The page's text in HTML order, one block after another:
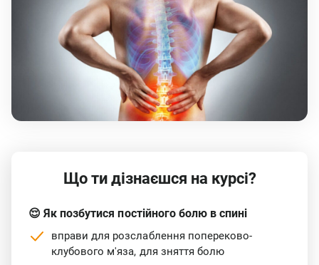
Що ти дізнаєшся на курсі?
😌 Як позбутися постійного болю в спині
вправи для розслаблення попереково-
клубового м'яза, для зняття болю